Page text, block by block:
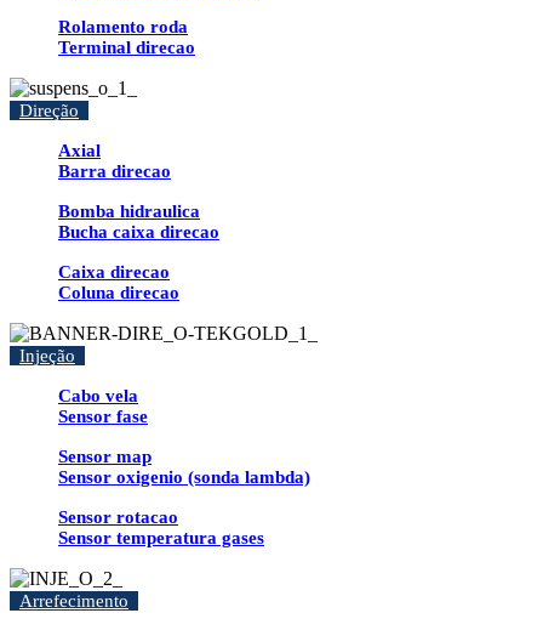
Rolamento roda
Terminal direcao
Direção
Axial
Barra direcao
Bomba hidraulica
Bucha caixa direcao
Caixa direcao
Coluna direcao
Injeção
Cabo vela
Sensor fase
Sensor map
Sensor oxigenio (sonda lambda)
Sensor rotacao
Sensor temperatura gases
Arrefecimento